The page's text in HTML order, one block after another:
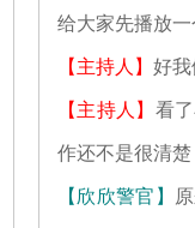
给大家先播放
【主持人】 好我
【主持人】 看
作还不是很清
【欣欣警官】